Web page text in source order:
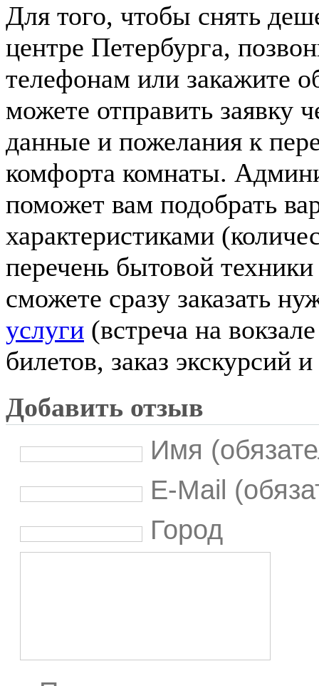
Для того, чтобы снять
центре Петербурга,
телефонам или закажите
можете отправить заявку
данные и пожелания к
комфорта комнаты.
поможет вам подобрать
характеристиками
перечень бытовой
сможете сразу заказать
услуги (встреча на
билетов, заказ экскурсий
Добавить отзыв
Имя
E-Mail
Город